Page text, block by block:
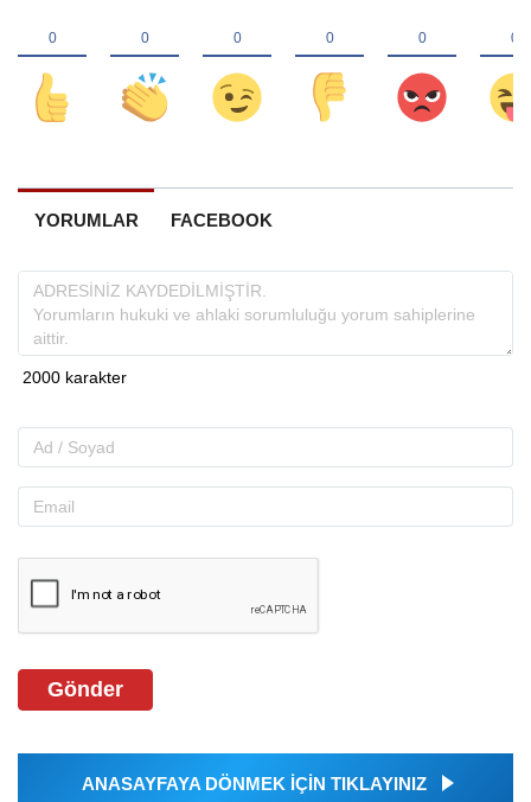
YORUMLAR FACEBOOK
Gönder
ANASAYFAYA DÖNMEK İÇİN TIKLAYINIZ